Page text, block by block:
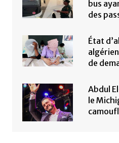
bus
des
État
de
Abdul
le